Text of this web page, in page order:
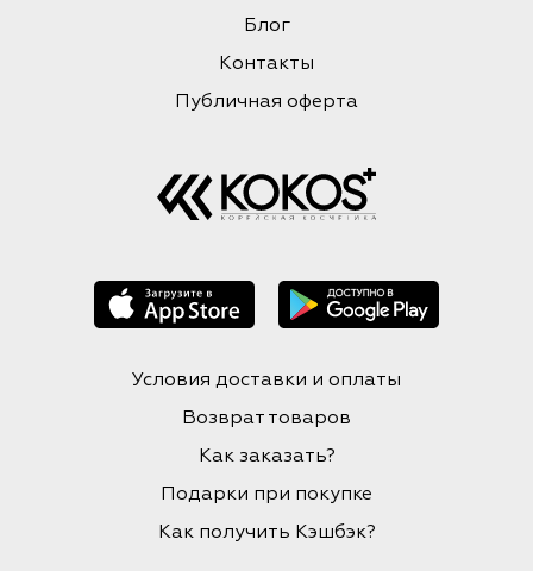
Блог
Контакты
Публичная оферта
Условия доставки и оплаты
Возврат товаров
Как заказать?
Подарки при покупке
Как получить Кэшбэк?